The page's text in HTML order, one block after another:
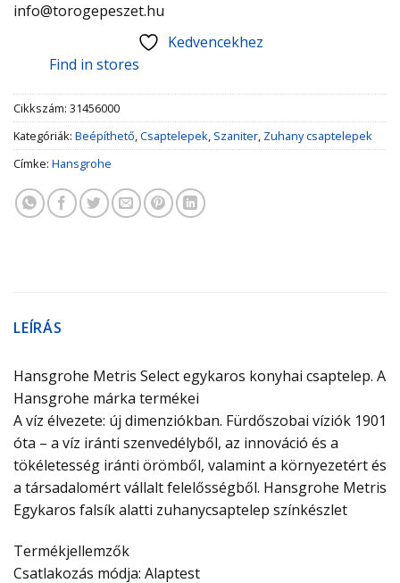
info@torogepeszet.hu
Kedvencekhez
Find in stores
Cikkszám: 31456000
Kategóriák: Beépíthető,Csaptelepek, Szaniter, Zuhany csaptelepek
Címke: Hansgrohe
LEÍRÁS
Hansgrohe Metris Select egykaros konyhai csaptelep. A
Hansgrohe márka termékei
A víz élvezete: új dimenziókban. Fürdőszobai víziók 1901
óta – a víz iránti szenvedélyből, az innováció és a
tökéletesség iránti örömből, valamint a környezetért és
a társadalomért vállalt felelősségből. Hansgrohe Metris
Egykaros falsík alatti zuhanycsaptelep színkészlet
Termékjellemzők
Csatlakozás módja: Alaptest